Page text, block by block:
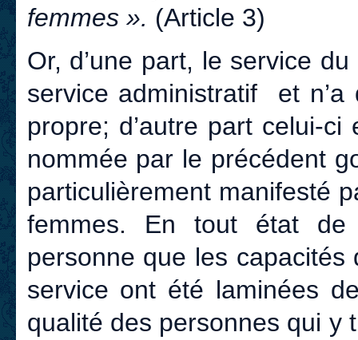
femmes ». (Article 3)
Or, d’une part, le service
service administratif et n’a
propre; d’autre part celui-
nommée par le précédent
particulièrement manifesté
femmes. En tout état
personne que les capacités
service ont été laminées
qualité des personnes qui y